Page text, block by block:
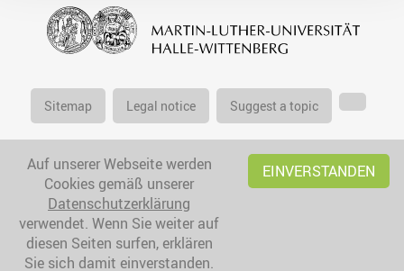
Sitemap Legal notice Suggest a topic
Auf unserer Webseite werden
Cookies gemäß unserer
Datenschutzerklärung
verwendet. Wenn Sie weiter auf
diesen Seiten surfen, erklären
Sie sich damit einverstanden.
EINVERSTANDEN